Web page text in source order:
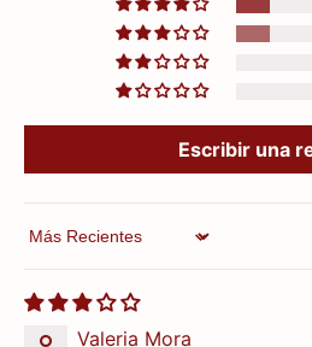
Escribir una
Sort by
Valeria Mora